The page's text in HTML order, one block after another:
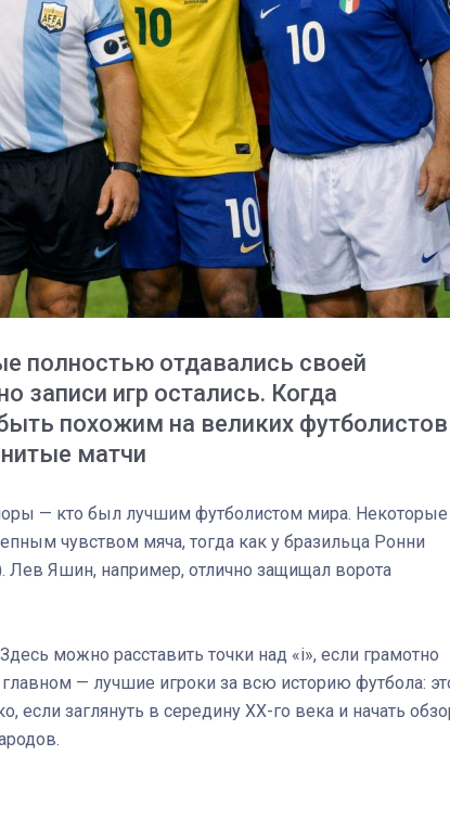
полностью отдавались своей
записи игр остались. Когда
похожим на великих футболистов
матчи
— кто был лучшим футболистом мира. Некоторые
чувством мяча, тогда как у бразильца Ронни
Яшин, например, отлично защищал ворота
можно расставить точки над «i», если грамотно
— лучшие игроки за всю историю футбола:
если заглянуть в середину XX-го века и начать
03 4 октября 2025